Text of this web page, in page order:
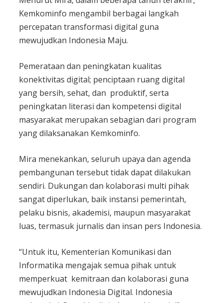
Kemkominfo mengambil berbagai langkah
percepatan transformasi digital guna
mewujudkan Indonesia Maju.
Pemerataan dan peningkatan kualitas
konektivitas digital; penciptaan ruang digital
yang bersih, sehat, dan produktif, serta
peningkatan literasi dan kompetensi digital
masyarakat merupakan sebagian dari program
yang dilaksanakan Kemkominfo.
Mira menekankan, seluruh upaya dan agenda
pembangunan tersebut tidak dapat dilakukan
sendiri. Dukungan dan kolaborasi multi pihak
sangat diperlukan, baik instansi pemerintah,
pelaku bisnis, akademisi, maupun masyarakat
luas, termasuk jurnalis dan insan pers Indonesia.
“Untuk itu, Kementerian Komunikasi dan
Informatika mengajak semua pihak untuk
memperkuat kemitraan dan kolaborasi guna
mewujudkan Indonesia Digital. Indonesia